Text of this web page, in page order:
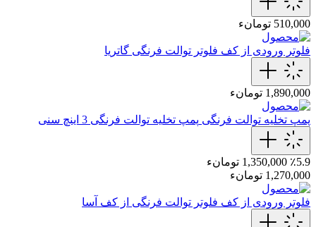
510,000 تومانء
فلوتر ورودی از کف فلوتر توالت فرنگی گاتریا
1,890,000 تومانء
پمپ تخلیه توالت فرنگی پمپ تخلیه توالت‌ فرنگی 3 اینچ سنی
٪5.9 1,350,000 تومانء
1,270,000 تومانء
فلوتر ورودی از کف فلوتر توالت فرنگی از کف آسا